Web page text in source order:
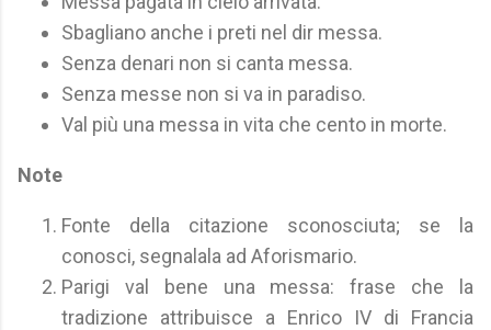
Sbagliano anche i preti nel dir messa.
Senza denari non si canta messa.
Senza messe non si va in paradiso.
Val più una messa in vita che cento in morte.
Note
Fonte della citazione sconosciuta; se la
conosci, segnalala ad Aforismario.
Parigi val bene una messa: frase che la
tradizione attribuisce a Enrico IV di Francia